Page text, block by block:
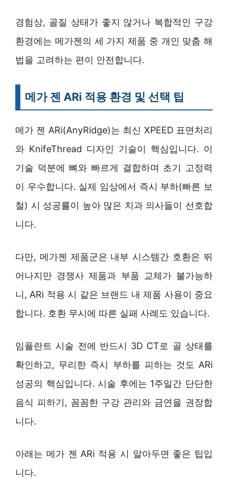
경험상, 골질 상태가 좋지 않거나 복합적인 구강
환경에는 메가젠의 세 가지 제품 중 개인 맞춤 해
법을 고려하는 편이 안전합니다.
메가 젠 ARi 적용 환경 및 선택 팁
메가 젠 ARi(AnyRidge)는 최신 XPEED 표면처리
와 KnifeThread 디자인 기술이 핵심입니다. 이
기술 덕분에 뼈와 빠르게 결합하며 초기 고정력
이 우수합니다. 실제 임상에서 즉시 부하(빠른 보
철) 시 성공률이 높아 많은 치과 의사들이 선호합
니다.
다만, 메가젠 제품군은 내부 시스템간 호환은 뛰
어나지만 경쟁사 제품과 부품 교체가 불가능하
니, ARi 적용 시 같은 브랜드 내 제품 사용이 중요
합니다. 호환 무시에 따른 실패 사례도 있습니다.
임플란트 시술 전에 반드시 3D CT로 골 상태를
확인하고, 무리한 즉시 부하를 피하는 것도 ARi
성공의 핵심입니다. 시술 후에는 1주일간 단단한
음식 피하기, 꼼꼼한 구강 관리와 금연을 권장합
니다.
아래는 메가 젠 ARi 적용 시 알아두면 좋은 팁입
니다.